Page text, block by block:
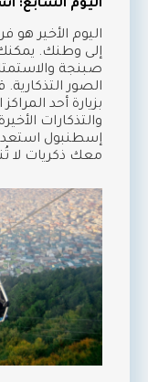
اليوم السابع:
اليوم الأخير هو
إلى وطنك. يمكنك
صبنجة
الصور
بزيارة أحد
والتذكارات
إسطنبول
معك ذكريات لا